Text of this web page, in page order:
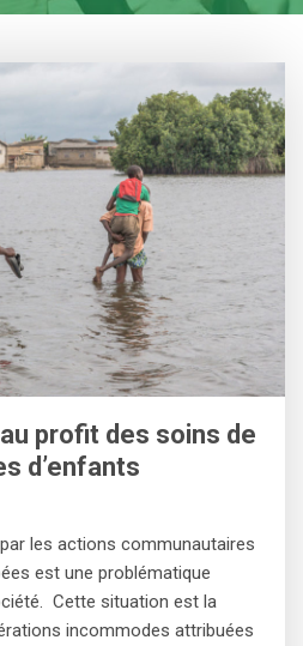
profit des soins de
d’enfants
les actions communautaires
est une problématique
Cette situation est la
incommodes attribuées